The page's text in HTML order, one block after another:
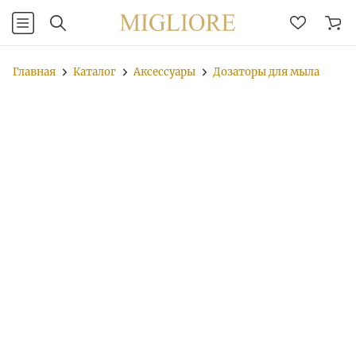
Главная Каталог Аксессуары Дозаторы для мыла